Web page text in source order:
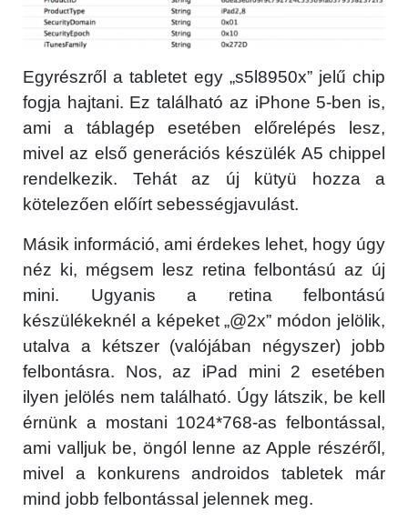
Egyrészről a tabletet egy „s5l8950x” jelű chip
fogja hajtani. Ez található az iPhone 5-ben is,
ami a táblagép esetében előrelépés lesz,
mivel az első generációs készülék A5 chippel
rendelkezik. Tehát az új kütyü hozza a
kötelezően előírt sebességjavulást.
Másik információ, ami érdekes lehet, hogy úgy
néz ki, mégsem lesz retina felbontású az új
mini. Ugyanis a retina felbontású
készülékeknél a képeket „@2x” módon jelölik,
utalva a kétszer (valójában négyszer) jobb
felbontásra. Nos, az iPad mini 2 esetében
ilyen jelölés nem található. Úgy látszik, be kell
érnünk a mostani 1024*768-as felbontással,
ami valljuk be, öngól lenne az Apple részéről,
mivel a konkurens androidos tabletek már
mind jobb felbontással jelennek meg.